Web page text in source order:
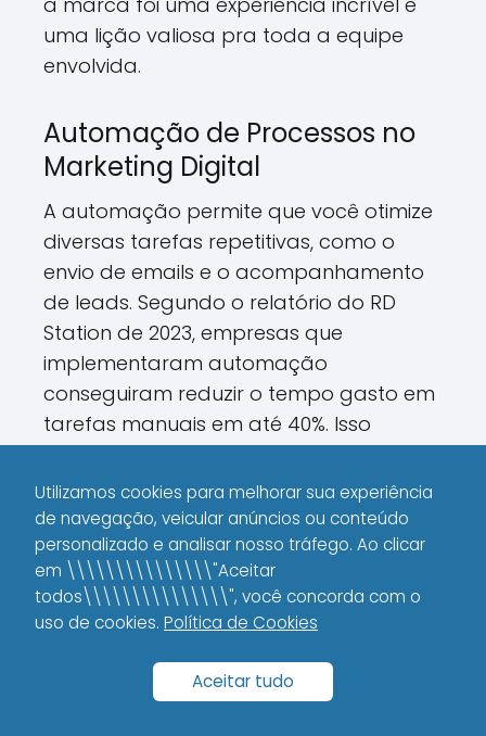
uma lição valiosa pra toda a equipe
envolvida.
Automação de Processos no
Marketing Digital
A automação permite que você otimize
diversas tarefas repetitivas, como o
envio de emails e o acompanhamento
de leads. Segundo o relatório do RD
Station de 2023, empresas que
implementaram automação
conseguiram reduzir o tempo gasto em
tarefas manuais em até 40%. Isso
significa que você pode focar na
estratégia e na criação de conteúdos
inovadores, deixando o operacional
para as ferramentas automatizadas.
Na prática, isso pode ser implementado
com softwares que enviam campanhas
segmentadas automaticamente. Por
exemplo, se um lead demonstrar
Utilizamos cookies para melhorar sua experiência
de navegação, veicular anúncios ou conteúdo
personalizado e analisar nosso tráfego. Ao clicar
em \\\\\\\\\\\\\\\"Aceitar
todos\\\\\\\\\\\\\\\", você concorda com o
uso de cookies. Política de Cookies
Aceitar tudo